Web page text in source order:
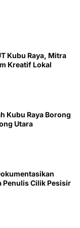
Kubu Raya, Mitra
Kreatif Lokal
Kubu Raya Borong
Utara
Penulis Cilik Pesisir